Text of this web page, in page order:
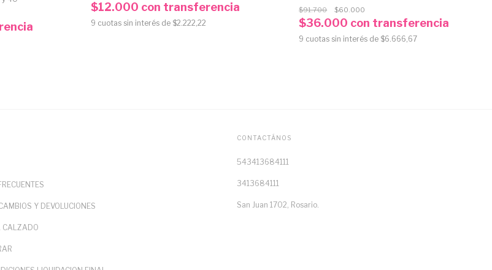
$12.000 con transferencia
9 cuotas sin interés de $2.222,22
$91.700 $60.000
$36.000 con transferencia
9 cuotas sin interés de $6.666,67
Y DEVOLUCIONES
CALZADO
CONTACTÁNOS
543413684111
3413684111
San Juan 1702, Rosario.